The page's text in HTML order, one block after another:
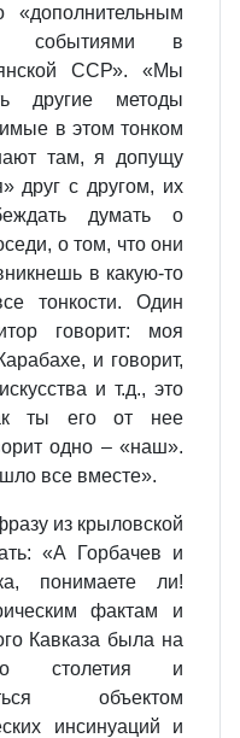
«дополнительным
в
ССР». «Мы
другие методы
в этом тонком
там, я допущу
друг с другом, их
думать о
о том, что они
в какую-то
тонкости. Один
говорит: моя
и говорит,
и т.д., это
ты его от нее
одно – «наш».
все вместе».
из крыловской
«А Горбачев и
понимаете ли!
фактам и
Кавказа была на
столетия и
объектом
инсинуаций и